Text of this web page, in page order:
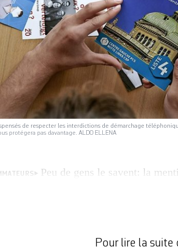
de respecter les interdictions de démarchage
protégera pas davantage. ALDO ELLENA
Peu de gens le savent: la
Pour lire la suite